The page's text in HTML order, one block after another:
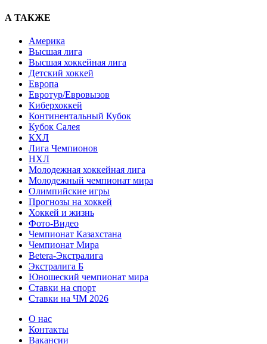
А ТАКЖЕ
Америка
Высшая лига
Высшая хоккейная лига
Детский хоккей
Европа
Евротур/Евровызов
Киберхоккей
Континентальный Кубок
Кубок Салея
КХЛ
Лига Чемпионов
НХЛ
Молодежная хоккейная лига
Молодежный чемпионат мира
Олимпийские игры
Прогнозы на хоккей
Хоккей и жизнь
Фото-Видео
Чемпионат Казахстана
Чемпионат Мира
Betera-Экстралига
Экстралига Б
Юношеский чемпионат мира
Ставки на спорт
Ставки на ЧМ 2026
О нас
Контакты
Вакансии